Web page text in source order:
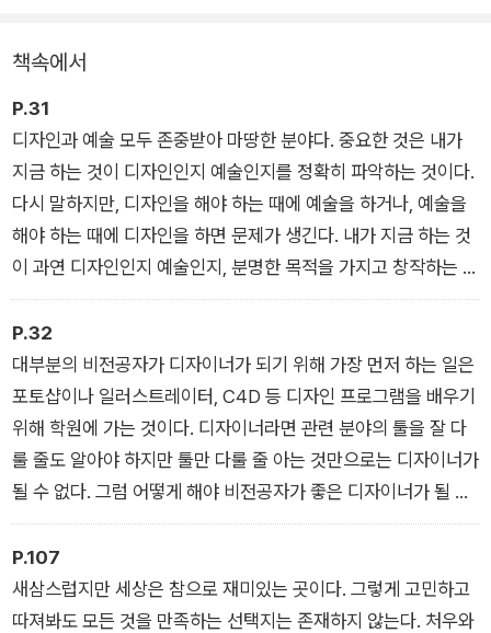
에게 도움을 주고자 하는 저자의 바람이 가득하다. 두려운 도태,
꿈꾸는 성장, 벗어나고픈 슬럼프 등 디자이너로 생활하며 만나는
수많은 마음과 상황들을 건강하게 헤쳐 나갈 마인드셋을 전한다.
마지막으로, ‘Layer 3. 디자이너로 일하기'에는 15년 경력의 빛
나는 실무 노하우를 담았다. 애초에 함께 일하지 말아야 할 클라
이언트 유형은 무엇인지, 똑똑하게 일하는 실무 프로세스는 무엇
인지, 견적은 어떻게 계산해야 하는지, 디자인 분쟁을 대처하는
방법은 무엇인지, 필드에서 많이 쓰이는 실무 용어와 업무 소통방
법까지. 디자이너로서 올바른 마음의 태도를 갖추는 것은 물론,
똑 부러지는 업무 태도까지 갖춰야 대한민국에서 디자이너로 살
아갈 수 있다는 것이 그의 지론이다.
※ 누드 사철 제본 도서입니다.
책속에서
P.31
디자인과 예술 모두 존중받아 마땅한 분야다. 중요한 것은 내가
지금 하는 것이 디자인인지 예술인지를 정확히 파악하는 것이다.
다시 말하지만, 디자인을 해야 하는 때에 예술을 하거나, 예술을
해야 하는 때에 디자인을 하면 문제가 생긴다. 내가 지금 하는 것
이 과연 디자인인지 예술인지, 분명한 목적을 가지고 창작하는 자
세가 필요하다. 그러니 진정한 디자이너로 거듭나고 싶다면 눈으
로 보기에 아름다운 것만을 추구하지 말고, 직접 경험하며 문제를
해결하는 태도를 갖추기 위해 부단히 노력해야 함을 잊지 말길 바
란다.
P.32
대부분의 비전공자가 디자이너가 되기 위해 가장 먼저 하는 일은
포토샵이나 일러스트레이터, C4D 등 디자인 프로그램을 배우기
위해 학원에 가는 것이다. 디자이너라면 관련 분야의 툴을 잘 다
룰 줄도 알아야 하지만 툴만 다룰 줄 아는 것만으로는 디자이너가
될 수 없다. 그럼 어떻게 해야 비전공자가 좋은 디자이너가 될 수
있을까?
P.107
새삼스럽지만 세상은 참으로 재미있는 곳이다. 그렇게 고민하고
따져봐도 모든 것을 만족하는 선택지는 존재하지 않는다. 처우와